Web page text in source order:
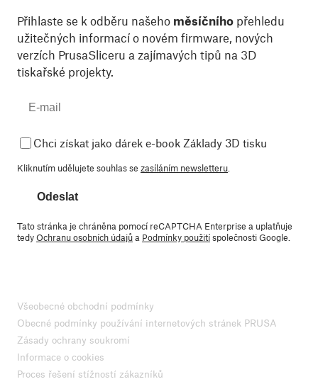
Přihlaste se k odběru našeho měsíčního přehledu
užitečných informací o novém firmware, nových
verzích PrusaSliceru a zajímavých tipů na 3D
tiskařské projekty.
Chci získat jako dárek e-book Základy 3D tisku
Kliknutím udělujete souhlas se zasíláním newsletteru
Odeslat
Tato stránka je chráněna pomocí reCAPTCHA Enterprise a uplatňuje
tedyOchranu osobních údajůa Podmínky použitíspolečnosti Google.
Všeobecné obchodní podmínky
Obecné podmínky používání internetových stránek PRUSA
Zásady ochrany soukromí
Informace o cookies
Proces řešení stížností zákazníků